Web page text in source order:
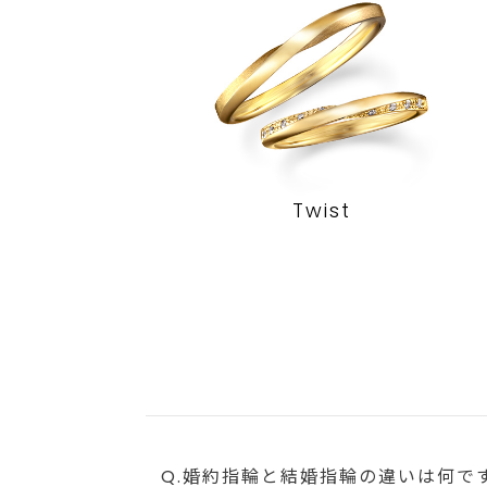
Twist
Q.婚約指輪と結婚指輪の違いは何で